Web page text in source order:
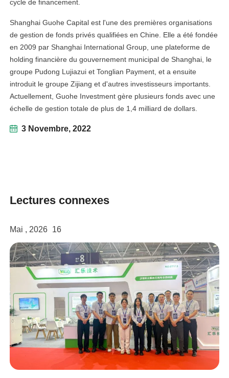
3 Novembre, 2022
cycle de financement.
Shanghai Guohe Capital est l'une des premières organisations
de gestion de fonds privés qualifiées en Chine. Elle a été fondée
en 2009 par Shanghai International Group, une plateforme de
holding financière du gouvernement municipal de Shanghai, le
groupe Pudong Lujiazui et Tonglian Payment, et a ensuite
introduit le groupe Zijiang et d'autres investisseurs importants.
Actuellement, Guohe Investment gère plusieurs fonds avec une
échelle de gestion totale de plus de 1,4 milliard de dollars.
Lectures connexes
Mai , 2026 16